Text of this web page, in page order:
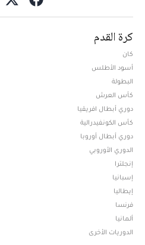
كرة القدم
كان
أسود الأطلس
البطولة
كأس العرش
دوري أبطال افريقيا
كأس الكونفيدرالية
دوري أبطال أوروبا
الدوري الأوروبي
إنجلترا
إسبانيا
إيطاليا
فرنسا
ألمانيا
الدوريات الأخرى